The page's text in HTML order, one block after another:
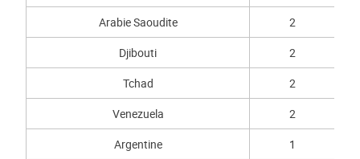
Arabie Saoudite
2
Djibouti
2
Tchad
2
Venezuela
2
Argentine
1